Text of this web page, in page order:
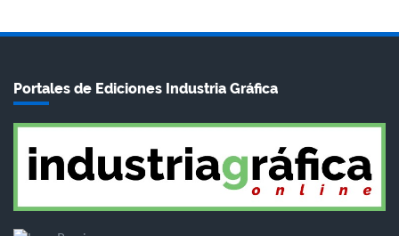
Portales de Ediciones Industria Gráfica